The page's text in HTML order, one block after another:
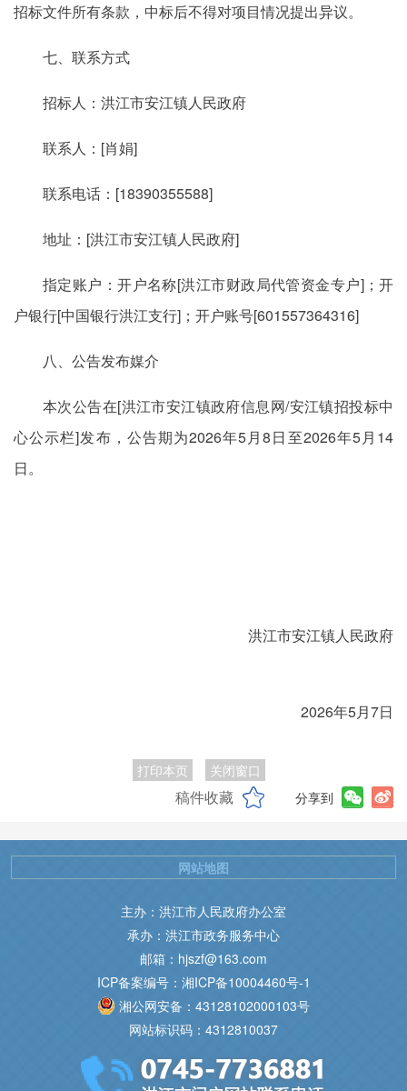
招标文件所有条款，中标后不得对项目情况提出异议。
七、联系方式
招标人：洪江市安江镇人民政府
联系人：[肖娟]
联系电话：[18390355588]
地址：[洪江市安江镇人民政府]
指定账户：开户名称[洪江市财政局代管资金专户]；开
户银行[中国银行洪江支行]；开户账号[601557364316]
八、公告发布媒介
本次公告在[洪江市安江镇政府信息网/安江镇招投标中
心公示栏]发布，公告期为2026年5月8日至2026年5月14
日。
洪江市安江镇人民政府
2026年5月7日
打印本页 关闭窗口
稿件收藏 分享到
主办：洪江市人民政府办公室
承办：洪江市政务服务中心
邮箱：hjszf@163.com
ICP备案编号：湘ICP备10004460号-1
湘公网安备：43128102000103号
网站标识码：4312810037
网站地图